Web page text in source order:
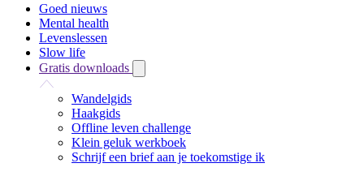
Goed nieuws
Mental health
Levenslessen
Slow life
Gratis downloads
Wandelgids
Haakgids
Offline leven challenge
Klein geluk werkboek
Schrijf een brief aan je toekomstige ik